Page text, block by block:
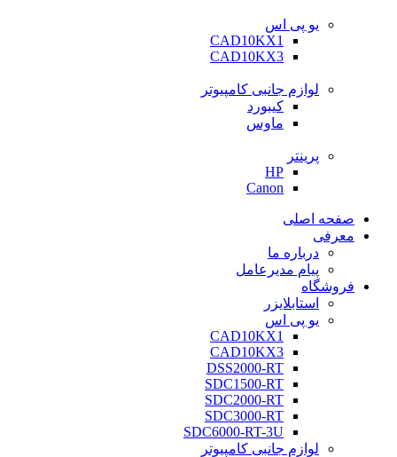
یو پی اس
CAD10KX1
CAD10KX3
لوازم جانبی کامپیوتر
کیبورد
ماوس
پرینتر
HP
Canon
صفحه اصلی
معرفی
درباره ما
پیام مدیرعامل
فروشگاه
استابلایزر
یو پی اس
CAD10KX1
CAD10KX3
DSS2000-RT
SDC1500-RT
SDC2000-RT
SDC3000-RT
SDC6000-RT-3U
لوازم جانبی کامپیوتر